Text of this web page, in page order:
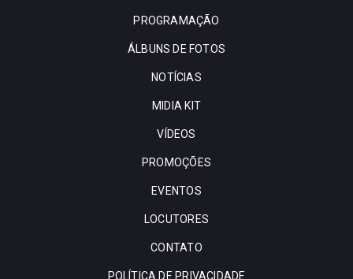
PROGRAMAÇÃO
ÁLBUNS DE FOTOS
NOTÍCIAS
MIDIA KIT
VÍDEOS
PROMOÇÕES
EVENTOS
LOCUTORES
CONTATO
POLÍTICA DE PRIVACIDADE